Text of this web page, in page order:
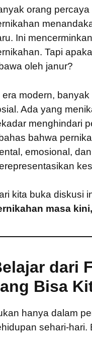
orang
Ini
Tapi
oleh janur?
era modern,
Ada yang
menghindari
bahwa
emosional,
kita buka diskusi
masa
dari
Bisa
hanya dalam
sehari-